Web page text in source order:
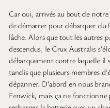
Car oui, arrivés au bout de
de démarrer pour débarquer
lâche. Alors que tout les autres
descendus, le Crux Australis
débarquement contre laquelle il
tandis que plusieurs membres
dépanner. D’abord en nous
Fenwick, mais ça ne fonctionne